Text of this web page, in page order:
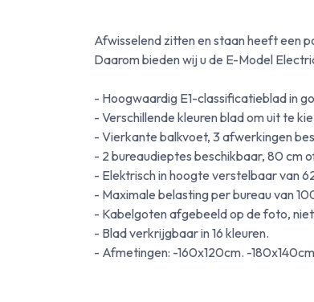
Afwisselend zitten en staan ​​heeft een
Daarom bieden wij u de E-Model
- Hoogwaardig E1-classificatieblad in
- Verschillende kleuren blad om uit te
- Vierkante balkvoet, 3 afwerkingen
- 2 bureaudieptes beschikbaar, 80 cm
- Elektrisch in hoogte verstelbaar van
- Maximale belasting per bureau van
- Kabelgoten afgebeeld op de foto,
- Blad verkrijgbaar in 16 kleuren.
- Afmetingen: -160x120cm. -